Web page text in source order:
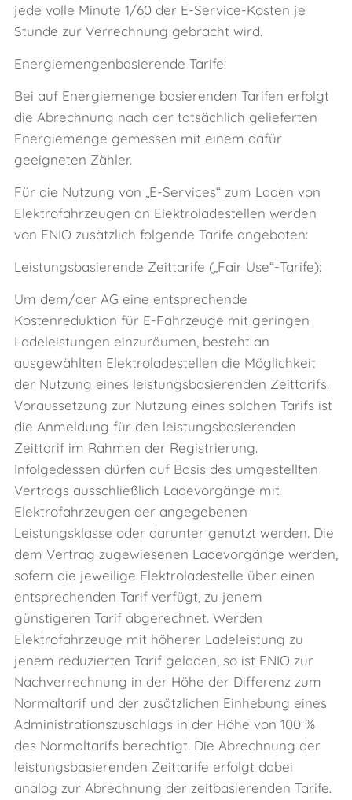
jede volle Minute 1/60 der E‑Service-Kosten je
Stunde zur Verrechnung gebracht wird.
Energiemengenbasierende Tarife:
Bei auf Energiemenge basierenden Tarifen erfolgt
die Abrechnung nach der tatsächlich gelieferten
Energiemenge gemessen mit einem dafür
geeigneten Zähler.
Für die Nutzung von „E‑Services“ zum Laden von
Elektrofahrzeugen an Elektroladestellen werden
von ENIO zusätzlich folgende Tarife angeboten:
Leistungsbasierende Zeittarife („Fair Use“-Tarife):
Um dem/der AG eine entsprechende
Kostenreduktion für E‑Fahrzeuge mit geringen
Ladeleistungen einzuräumen, besteht an
ausgewählten Elektroladestellen die Möglichkeit
der Nutzung eines leistungsbasierenden Zeittarifs.
Voraussetzung zur Nutzung eines solchen Tarifs ist
die Anmeldung für den leistungsbasierenden
Zeittarif im Rahmen der Registrierung.
Infolgedessen dürfen auf Basis des umgestellten
Vertrags ausschließlich Ladevorgänge mit
Elektrofahrzeugen der angegebenen
Leistungsklasse oder darunter genutzt werden. Die
dem Vertrag zugewiesenen Ladevorgänge werden,
sofern die jeweilige Elektroladestelle über einen
entsprechenden Tarif verfügt, zu jenem
günstigeren Tarif abgerechnet. Werden
Elektrofahrzeuge mit höherer Ladeleistung zu
jenem reduzierten Tarif geladen, so ist ENIO zur
Nachverrechnung in der Höhe der Differenz zum
Normaltarif und der zusätzlichen Einhebung eines
Administrationszuschlags in der Höhe von 100 %
des Normaltarifs berechtigt. Die Abrechnung der
leistungsbasierenden Zeittarife erfolgt dabei
analog zur Abrechnung der zeitbasierenden Tarife.